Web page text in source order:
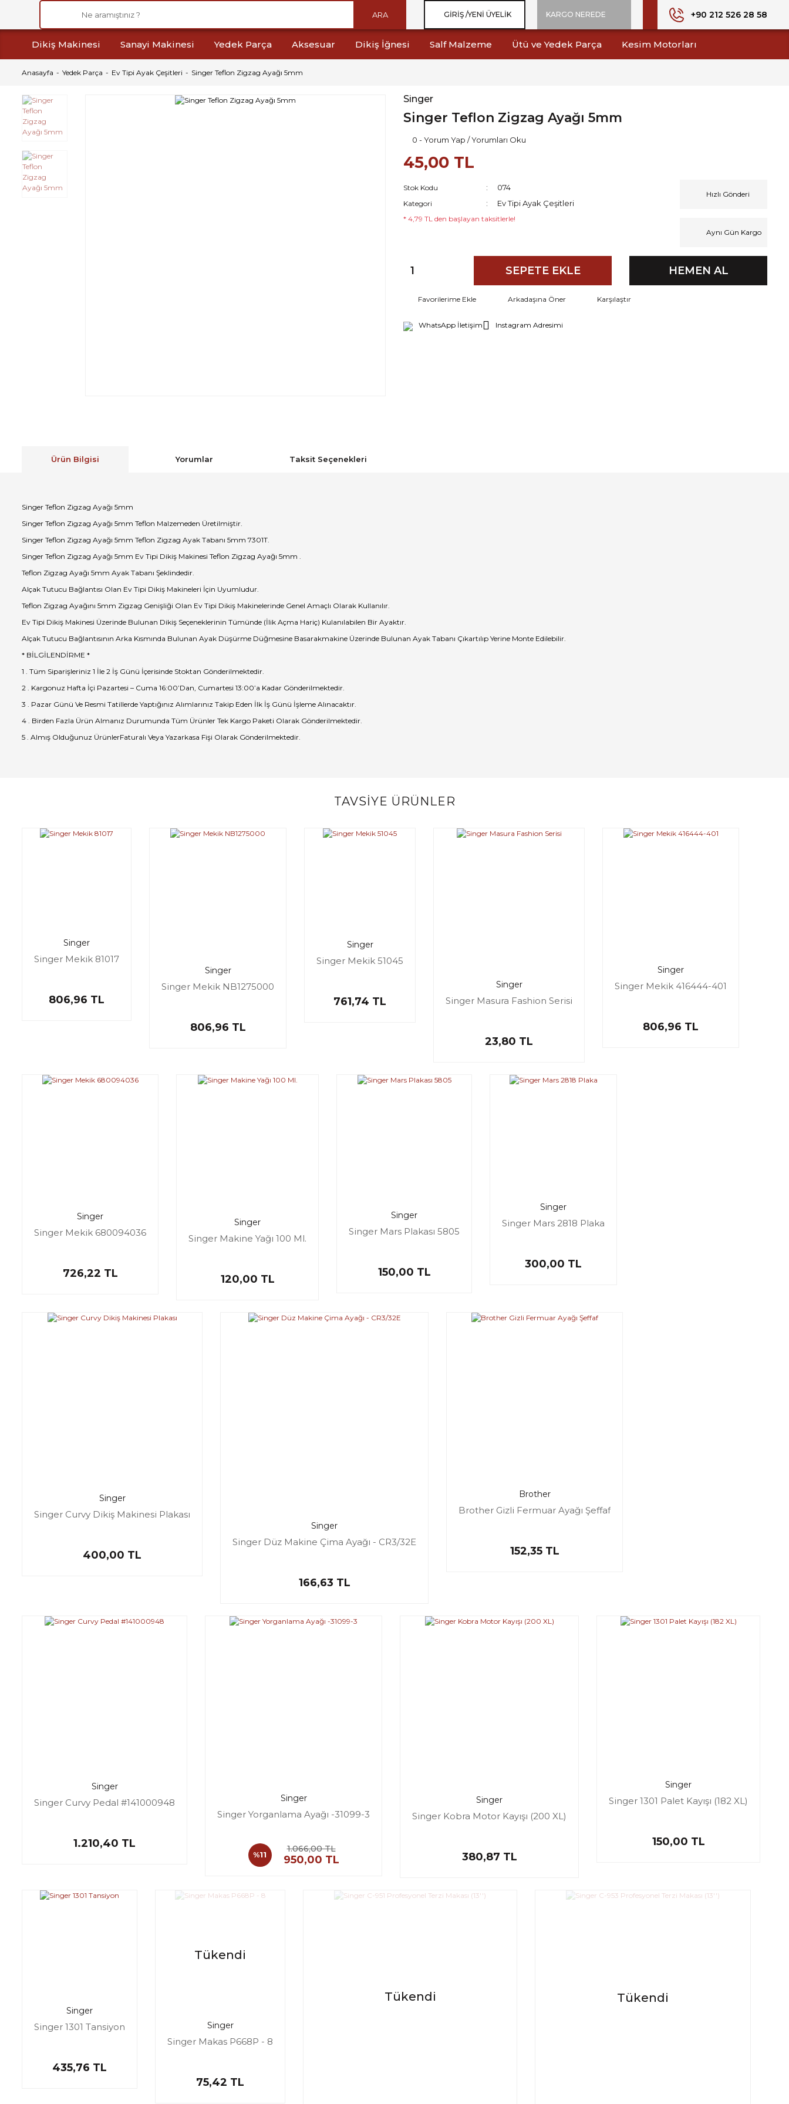
ARA GIRIŞ /YENI ÜYELIK KARGO NEREDE +90 212 526 28 58
Dikiş Makinesi Sanayi Makinesi Yedek Parça Aksesuar Dikiş İğnesi Salf Malzeme Ütü ve Yedek Parça Kesim Motorları
Anasayfa Yedek Parça Ev Tipi Ayak Çeşitleri Singer Teflon Zigzag Ayağı 5mm
Singer
Singer Teflon Zigzag Ayağı 5mm
0 - Yorum Yap / Yorumları Oku
45,00 TL
Stok Kodu 074
Kategori Ev Tipi Ayak Çeşitleri
* 4,79 TL den başlayan taksitlerle!
Hızlı Gönderi
Aynı Gün Kargo
SEPETE EKLE HEMEN AL
Arkadaşına Öner Karşılaştır
WhatsApp İletişim Instagram Adresimi
Ürün Bilgisi Yorumlar Taksit Seçenekleri
Singer Teflon Zigzag Ayağı 5mm
Singer Teflon Zigzag Ayağı 5mm Teflon Malzemeden Üretilmiştir.
Singer Teflon Zigzag Ayağı 5mm Teflon Zigzag Ayak Tabanı 5mm 7301T.
Singer Teflon Zigzag Ayağı 5mm Ev Tipi Dikiş Makinesi Teflon Zigzag Ayağı 5mm .
Teflon Zigzag Ayağı 5mm Ayak Tabanı Şeklindedir.
Alçak Tutucu Bağlantısı Olan Ev Tipi Dikiş Makineleri İçin Uyumludur.
Teflon Zigzag Ayağını 5mm Zigzag Genişliği Olan Ev Tipi Dikiş Makinelerinde Genel Amaçlı Olarak Kullanılır.
Ev Tipi Dikiş Makinesi Üzerinde Bulunan Dikiş Seçeneklerinin Tümünde (İlik Açma Hariç) Kulanılabilen Bir Ayaktır.
Alçak Tutucu Bağlantısının Arka Kısmında Bulunan Ayak Düşürme Düğmesine Basarakmakine Üzerinde Bulunan Ayak Tabanı Çıkartılıp Yerine Monte Edilebilir.
* BİLGİLENDİRME *
1 . Tüm Siparişleriniz 1 İle 2 İş Günü İçerisinde Stoktan Gönderilmektedir.
2 . Kargonuz Hafta İçi Pazartesi – Cuma 16:00’Dan, Cumartesi 13:00’a Kadar Gönderilmektedir.
3 . Pazar Günü Ve Resmi Tatillerde Yaptığınız Alımlarınız Takip Eden İlk İş Günü İşleme Alınacaktır.
4 . Birden Fazla Ürün Almanız Durumunda Tüm Ürünler Tek Kargo Paketi Olarak Gönderilmektedir.
5 . Almış Olduğunuz ÜrünlerFaturalı Veya Yazarkasa Fişi Olarak Gönderilmektedir.
Bu ürüne ilk yorumu siz yapın!
TAVSİYE ÜRÜNLER
Singer
Singer Mekik 81017
806,96 TL
Singer
Singer Mekik NB1275000
806,96 TL
Singer
Singer Mekik 51045
761,74 TL
Singer
Singer Masura Fashion Serisi
23,80 TL
Singer
Singer Mekik 416444-401
806,96 TL
Singer
Singer Mekik 680094036
726,22 TL
Singer
Singer Makine Yağı 100 Ml.
120,00 TL
Singer
Singer Mars Plakası 5805
150,00 TL
Singer
Singer Mars 2818 Plaka
300,00 TL
Singer
Singer Curvy Dikiş Makinesi Plakası
400,00 TL
Singer
Singer Düz Makine Çima Ayağı - CR3/32E
166,63 TL
Brother
Brother Gizli Fermuar Ayağı Şeffaf
152,35 TL
Singer
Singer Curvy Pedal #141000948
1.210,40 TL
Singer
Singer Yorganlama Ayağı -31099-3
%11
1.066,00 TL
950,00 TL
Singer
Singer Kobra Motor Kayışı (200 XL)
380,87 TL
Singer
Singer 1301 Palet Kayışı (182 XL)
150,00 TL
Singer
Singer 1301 Tansiyon
435,76 TL
Tükendi
Singer
Singer Makas P668P - 8
75,42 TL
Tükendi Tükendi